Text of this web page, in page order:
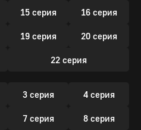
15 серия 16 серия
19 серия 20 серия
22 серия
3 серия 4 серия
7 серия 8 серия